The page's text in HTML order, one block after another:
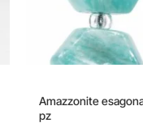
Amazzonite
pz